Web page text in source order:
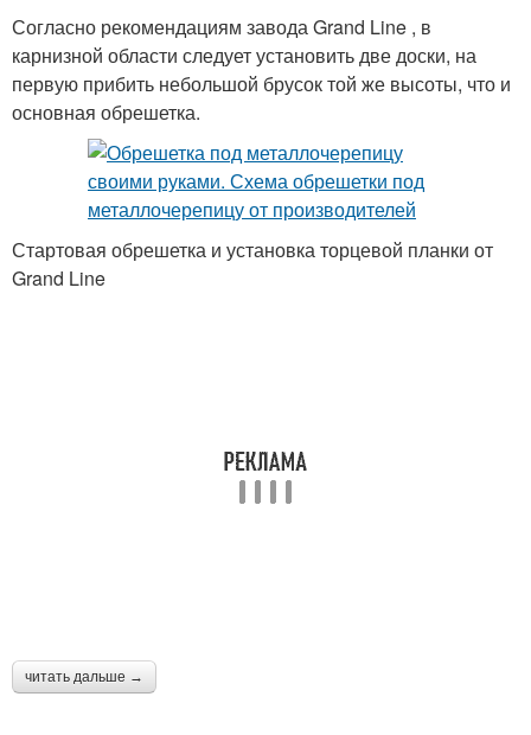
Согласно рекомендациям завода Grand Line , в
карнизной области следует установить две доски, на
первую прибить небольшой брусок той же высоты, что и
основная обрешетка.
Стартовая обрешетка и установка торцевой планки от
Grand Line
читать дальше →